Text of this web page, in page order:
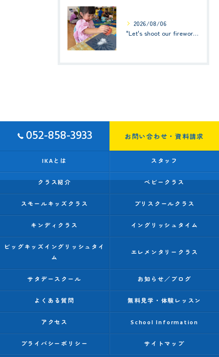
2026/08/06
"Let's shoot our fireworks!" (みんなで花火を打ち上げよう！) ☆ Preschool (2歳児クラス)
052-858-3933 お問い合わせ・資料請求
IKAとは スタッフ
クラス紹介 ベビークラス
スモールキッズクラス プリスクールクラス
キンディクラス イングリッシュタイム
ビッグキッズイングリッシュタイ
ム
エレメンタリークラス
サタデースクール お知らせ／ブログ
よくある質問 無料見学・体験レッスン
アクセス School Information
プライバシーポリシー サイトマップ